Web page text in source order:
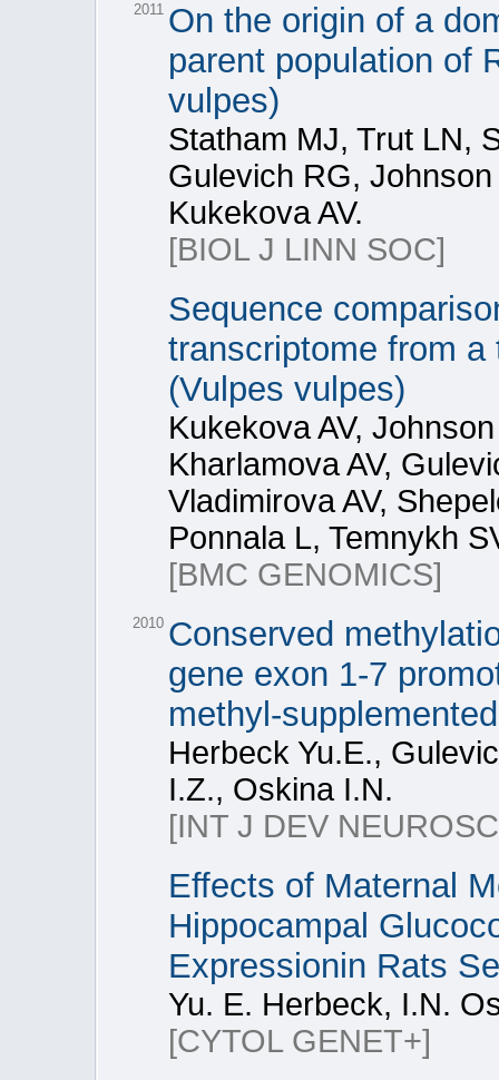
2011 On the origin of a
parent population of
vulpes)
Statham MJ, Trut LN,
Gulevich RG,
Kukekova AV.
[BIOL J LINN SOC]
Sequence
transcriptome from
(Vulpes vulpes)
Kukekova AV,
Kharlamova AV,
Vladimirova AV,
Ponnala L, Temnykh
[BMC GENOMICS]
2010 Conserved
gene exon 1-7
methyl-
Herbeck Yu.E.,
I.Z., Oskina I.N.
[INT J DEV
Effects of Maternal
Hippocampal
Expressionin Rats
Yu. E. Herbeck, I.N.
[CYTOL GENET+]